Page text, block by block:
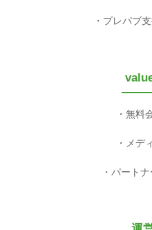
プレパブ
無料
メデ
パート